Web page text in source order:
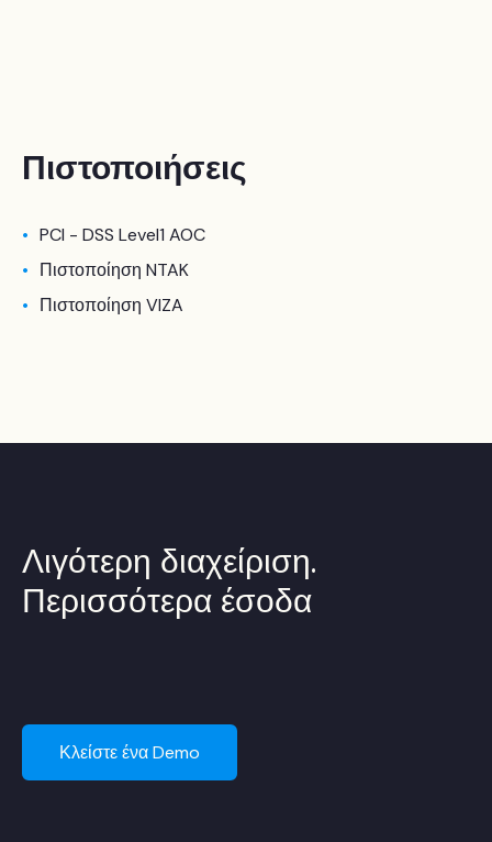
Πιστοποιήσεις
PCI - DSS Level1 AOC
Πιστοποίηση NTAK
Πιστοποίηση VIZA
Λιγότερη διαχείριση.
Περισσότερα έσοδα
Κλείστε ένα Demo